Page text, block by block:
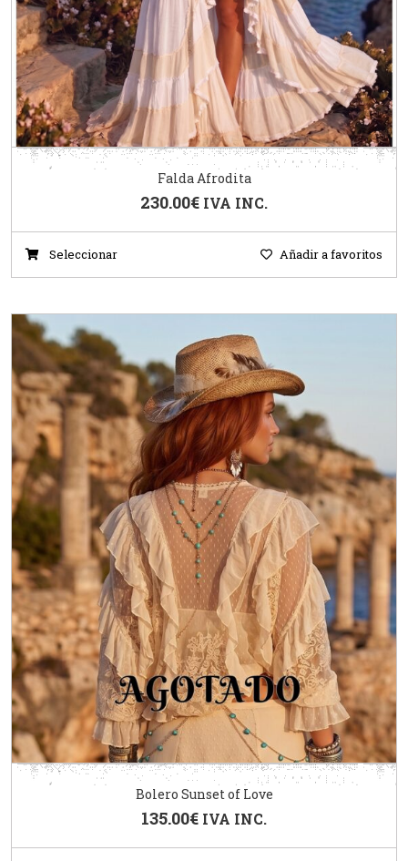
Falda Afrodita
230.00€ IVA INC.
Seleccionar Añadir a favoritos
Bolero Sunset of Love
135.00€ IVA INC.